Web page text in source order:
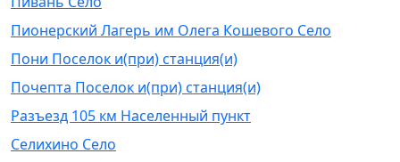
Пионерский Лагерь им Олега Кошевого Село
Пони Поселок и(при) станция(и)
Почепта Поселок и(при) станция(и)
Разъезд 105 км Населенный пункт
Селихино Село